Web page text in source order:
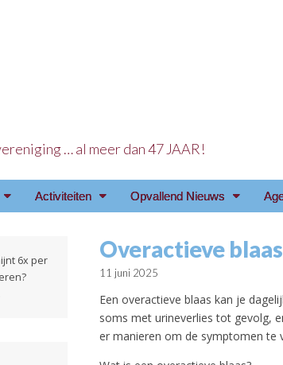
… al meer dan 47 JAAR!
Activiteiten Opvallend Nieuws
Overactieve
11 juni 2025
Een overactieve blaas kan je
soms met urineverlies tot gevolg,
er manieren om de symptomen te
6x per